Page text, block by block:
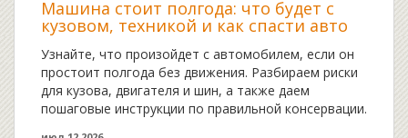
Машина стоит полгода: что будет с
кузовом, техникой и как спасти авто
Узнайте, что произойдет с автомобилем, если он
простоит полгода без движения. Разбираем риски
для кузова, двигателя и шин, а также даем
пошаговые инструкции по правильной консервации.